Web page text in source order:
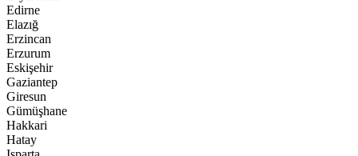
Edirne
Elazığ
Erzincan
Erzurum
Eskişehir
Gaziantep
Giresun
Gümüşhane
Hakkari
Hatay